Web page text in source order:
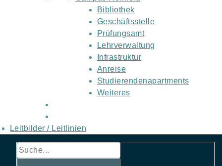
Bibliothek
Geschäftsstelle
Prüfungsamt
Lehrverwaltung
Infrastruktur
Anreise
Studierendenapartments
Weiteres
Leitbilder / Leitlinien